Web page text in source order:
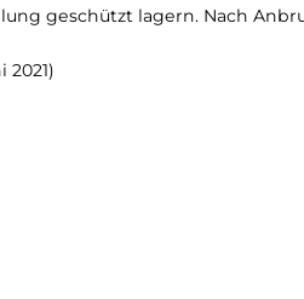
geschützt lagern. Nach